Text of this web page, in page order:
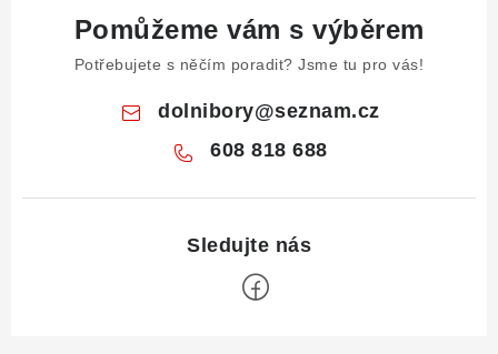
Pomůžeme vám s výběrem
Potřebujete s něčím poradit? Jsme tu pro vás!
dolnibory@seznam.cz
608 818 688